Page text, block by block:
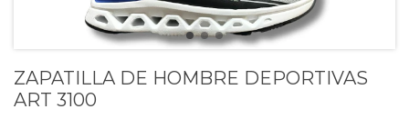
ZAPATILLA DE HOMBRE DEPORTIVAS
ART 3100